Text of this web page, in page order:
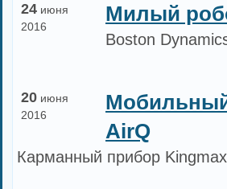
24 июня
2016
Милый
Boston
20 июня
2016
Мобильный
AirQ
Карманный прибор